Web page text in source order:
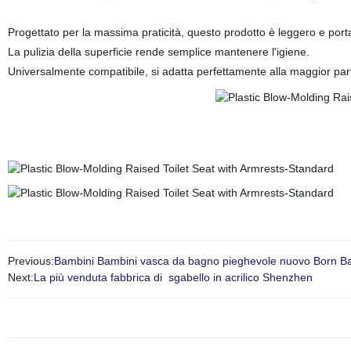
Progettato per la massima praticità, questo prodotto è leggero e
La pulizia della superficie rende semplice mantenere l'igiene.
Universalmente compatibile, si adatta perfettamente alla maggior
Previous:Bambini Bambini vasca da bagno pieghevole nuovo Born
Next:La più venduta fabbrica di sgabello in acrilico Shenzhen